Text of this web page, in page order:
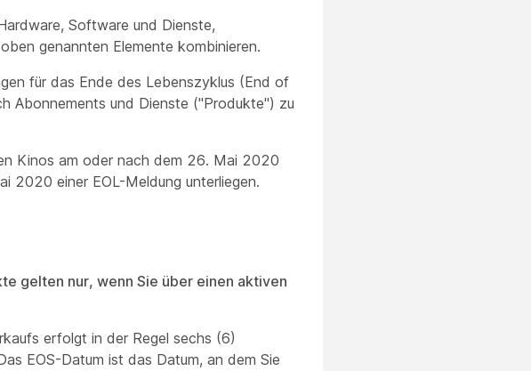
Software und Dienste,
genannten Elemente kombinieren.
für das Ende des Lebenszyklus (End of
Abonnements und Dienste ("Produkte") zu
Kinos am oder nach dem 26. Mai 2020
2020 einer EOL-Meldung unterliegen.
gelten nur, wenn Sie über einen aktiven
erfolgt in der Regel sechs (6)
EOS-Datum ist das Datum, an dem Sie